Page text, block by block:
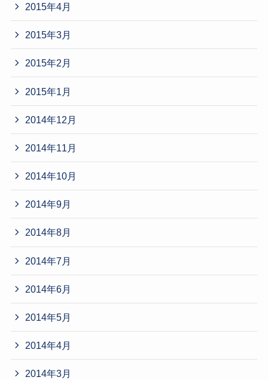
2015年4月
2015年3月
2015年2月
2015年1月
2014年12月
2014年11月
2014年10月
2014年9月
2014年8月
2014年7月
2014年6月
2014年5月
2014年4月
2014年3月